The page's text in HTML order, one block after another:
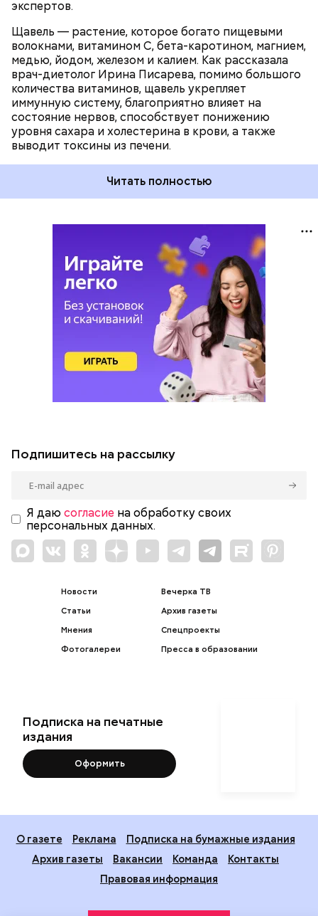
экспертов.
Щавель — растение, которое богато пищевыми
волокнами, витамином С, бета-каротином, магнием,
медью, йодом, железом и калием. Как рассказала
врач-диетолог Ирина Писарева, помимо большого
количества витаминов, щавель укрепляет
иммунную систему, благоприятно влияет на
состояние нервов, способствует понижению
уровня сахара и холестерина в крови, а также
выводит токсины из печени.
Читать полностью
Подпишитесь на рассылку
Я даю согласие на обработку своих
персональных данных.
Новости
Статьи
Мнения
Фотогалереи
Вечерка ТВ
Архив газеты
Спецпроекты
Пресса в образовании
Подписка на печатные
издания
Оформить
О газете Реклама
Подписка на бумажные издания
Архив газеты
Вакансии Команда
Контакты
Правовая информация